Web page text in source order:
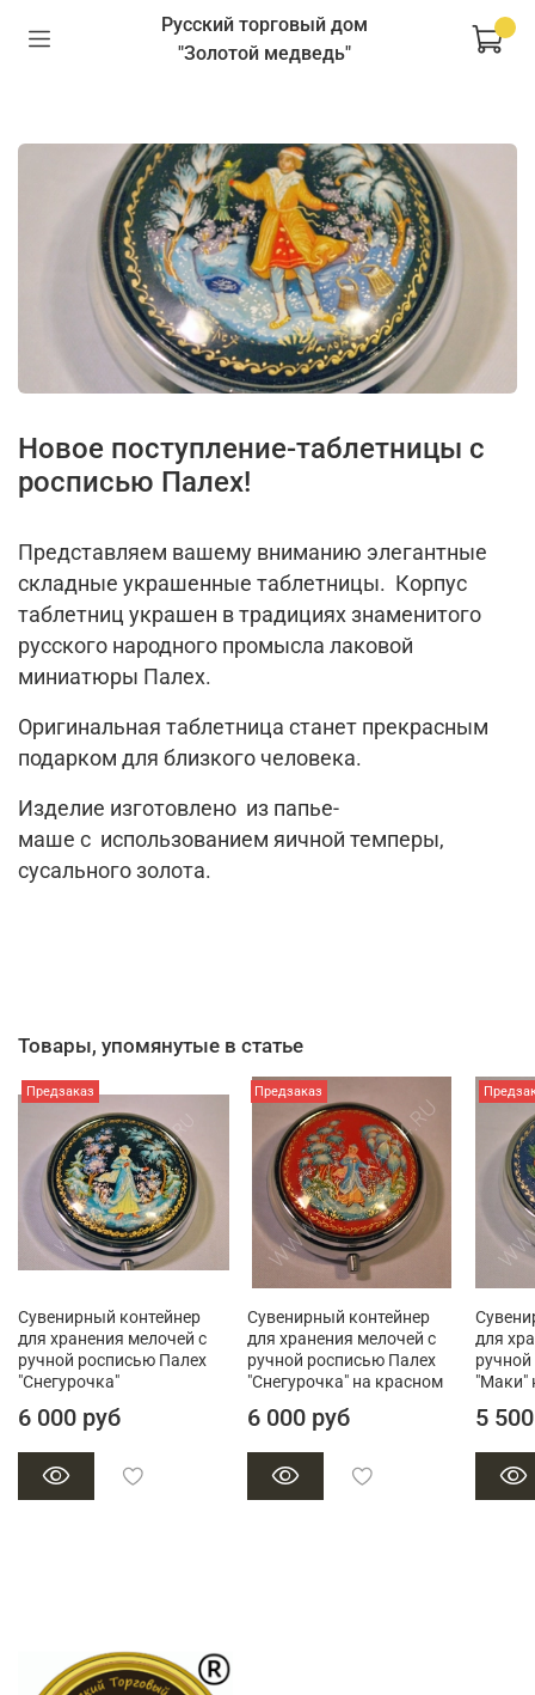
Русский торговый дом
"Золотой медведь"
Новое поступление-таблетницы с
росписью Палех!
Представляем вашему вниманию элегантные
складные украшенные таблетницы. Корпус
таблетниц украшен в традициях знаменитого
русского народного промысла лаковой
миниатюры Палех.
Оригинальная таблетница станет прекрасным
подарком для близкого человека.
Изделие изготовлено из папье-
маше с использованием яичной темперы,
сусального золота.
Товары, упомянутые в статье
Предзаказ
Сувенирный контейнер
для хранения мелочей с
ручной росписью Палех
"Снегурочка"
6 000 руб
Предзаказ
Сувенирный контейнер
для хранения мелочей с
ручной росписью Палех
"Снегурочка" на красном
6 000 руб
для
"Маки"
5